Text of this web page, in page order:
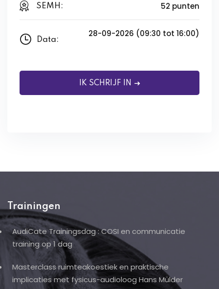
SEMH: 52 punten
Data:
28-09-2026 (09:30 tot 16:00)
IK SCHRIJF IN
Trainingen
AudiCate Trainingsdag : COSI en communicatie
training op 1 dag
Masterclass ruimteakoestiek en praktische
implicaties met fysicus-audioloog Hans Mülder